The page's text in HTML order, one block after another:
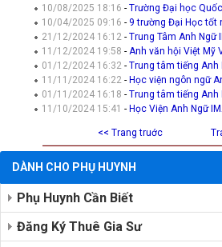
10/08/2025 18:16-Trường Đại học
10/04/2025 09:16- 9 trường Đại Học tốt
21/12/2024 16:12-Trung Tâm Anh Ngữ
11/12/2024 19:58-Anh văn hội Việt Mỹ
01/12/2024 16:32-Trung tâm tiếng Anh
11/11/2024 16:22- Học viện ngôn ngữ
01/11/2024 16:18-Trung tâm tiếng Anh
11/10/2024 15:41- Học Viện Anh Ngữ
<< Trang truớc
DÀNH CHO PHỤ HUYNH
Phụ Huynh Cần Biết
Đăng Ký Thuê Gia Sư